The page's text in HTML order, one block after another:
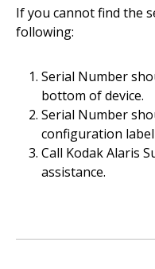
If you cannot find the
following:
Serial Number
bottom of device.
Serial Number
configuration
Call Kodak Alaris
assistance.